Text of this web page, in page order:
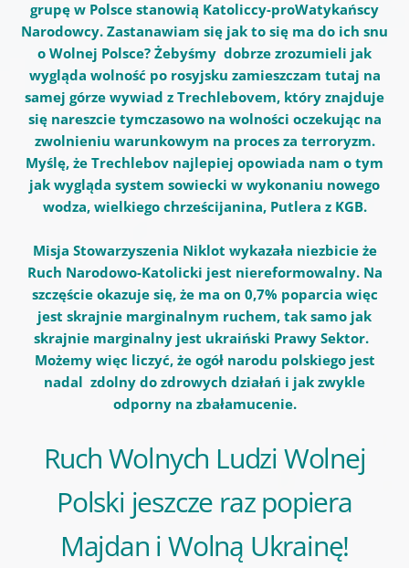
grupę w Polsce stanowią Katoliccy-proWatykańscy
Narodowcy. Zastanawiam się jak to się ma do ich snu
o Wolnej Polsce? Żebyśmy dobrze zrozumieli jak
wygląda wolność po rosyjsku zamieszczam tutaj na
samej górze wywiad z Trechlebovem, który znajduje
się nareszcie tymczasowo na wolności oczekując na
zwolnieniu warunkowym na proces za terroryzm.
Myślę, że Trechlebov najlepiej opowiada nam o tym
jak wygląda system sowiecki w wykonaniu nowego
wodza, wielkiego chrześcijanina, Putlera z KGB.
Misja Stowarzyszenia Niklot wykazała niezbicie że
Ruch Narodowo-Katolicki jest niereformowalny. Na
szczęście okazuje się, że ma on 0,7% poparcia więc
jest skrajnie marginalnym ruchem, tak samo jak
skrajnie marginalny jest ukraiński Prawy Sektor.
Możemy więc liczyć, że ogół narodu polskiego jest
nadal zdolny do zdrowych działań i jak zwykle
odporny na zbałamucenie.
Ruch Wolnych Ludzi Wolnej
Polski jeszcze raz popiera
Majdan i Wolną Ukrainę!